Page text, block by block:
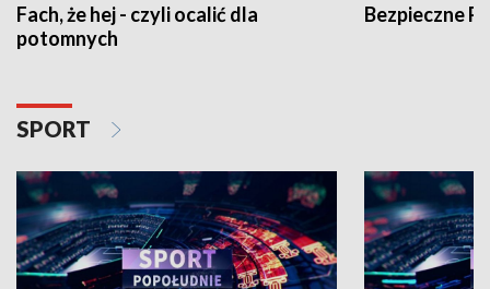
Fach, że hej - czyli ocalić dla
potomnych
Bezpieczne
SPORT